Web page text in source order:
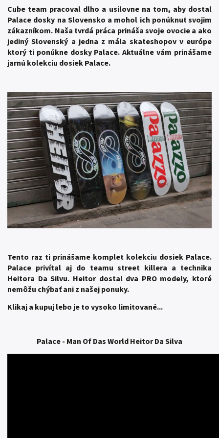
Cube team pracoval dlho a usilovne na tom, aby dostal
Palace dosky na Slovensko a mohol ich ponúknuť svojim
zákazníkom. Naša tvrdá práca prináša svoje ovocie a ako
jediný Slovenský a jedna z mála skateshopov v európe
ktorý ti ponúkne dosky Palace. Aktuálne vám prinášame
jarnú kolekciu dosiek Palace.
Tento raz ti prinášame komplet kolekciu dosiek Palace.
Palace privítal aj do teamu street killera a technika
Heitora Da Silvu. Heitor dostal dva PRO modely, ktoré
nemôžu chýbať ani z našej ponuky.
Klikaj a kupuj lebo je to vysoko limitované...
Palace - Man Of Das World Heitor Da Silva